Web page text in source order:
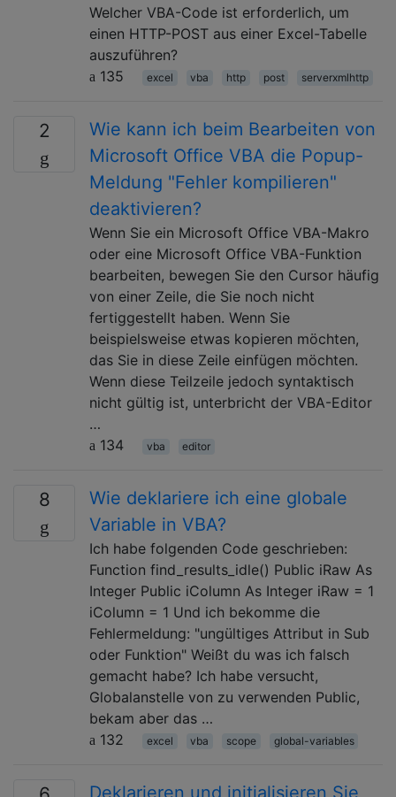
Welcher VBA-Code ist erforderlich, um
einen HTTP-POST aus einer Excel-Tabelle
auszuführen?
135
excel vba http post serverxmlhttp
2
Wie kann ich beim Bearbeiten von
Microsoft Office VBA die Popup-
Meldung "Fehler kompilieren"
deaktivieren?
Wenn Sie ein Microsoft Office VBA-Makro
oder eine Microsoft Office VBA-Funktion
bearbeiten, bewegen Sie den Cursor häufig
von einer Zeile, die Sie noch nicht
fertiggestellt haben. Wenn Sie
beispielsweise etwas kopieren möchten,
das Sie in diese Zeile einfügen möchten.
Wenn diese Teilzeile jedoch syntaktisch
nicht gültig ist, unterbricht der VBA-Editor
…
134
vba editor
8
Wie deklariere ich eine globale
Variable in VBA?
Ich habe folgenden Code geschrieben:
Function find_results_idle() Public iRaw As
Integer Public iColumn As Integer iRaw = 1
iColumn = 1 Und ich bekomme die
Fehlermeldung: "ungültiges Attribut in Sub
oder Funktion" Weißt du was ich falsch
gemacht habe? Ich habe versucht,
Globalanstelle von zu verwenden Public,
bekam aber das …
132
excel vba scope global-variables
Deklarieren und initialisieren Sie